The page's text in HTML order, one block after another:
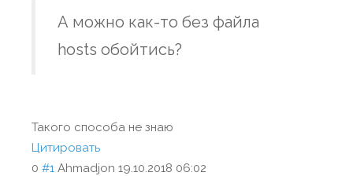
А можно как-то без файла
hosts обойтись?
Такого способа не знаю
Цитировать
0 #1 Ahmadjon 19.10.2018 06:02